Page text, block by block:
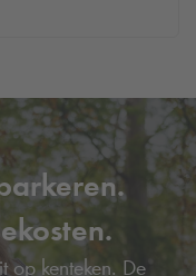
op kenteken. De